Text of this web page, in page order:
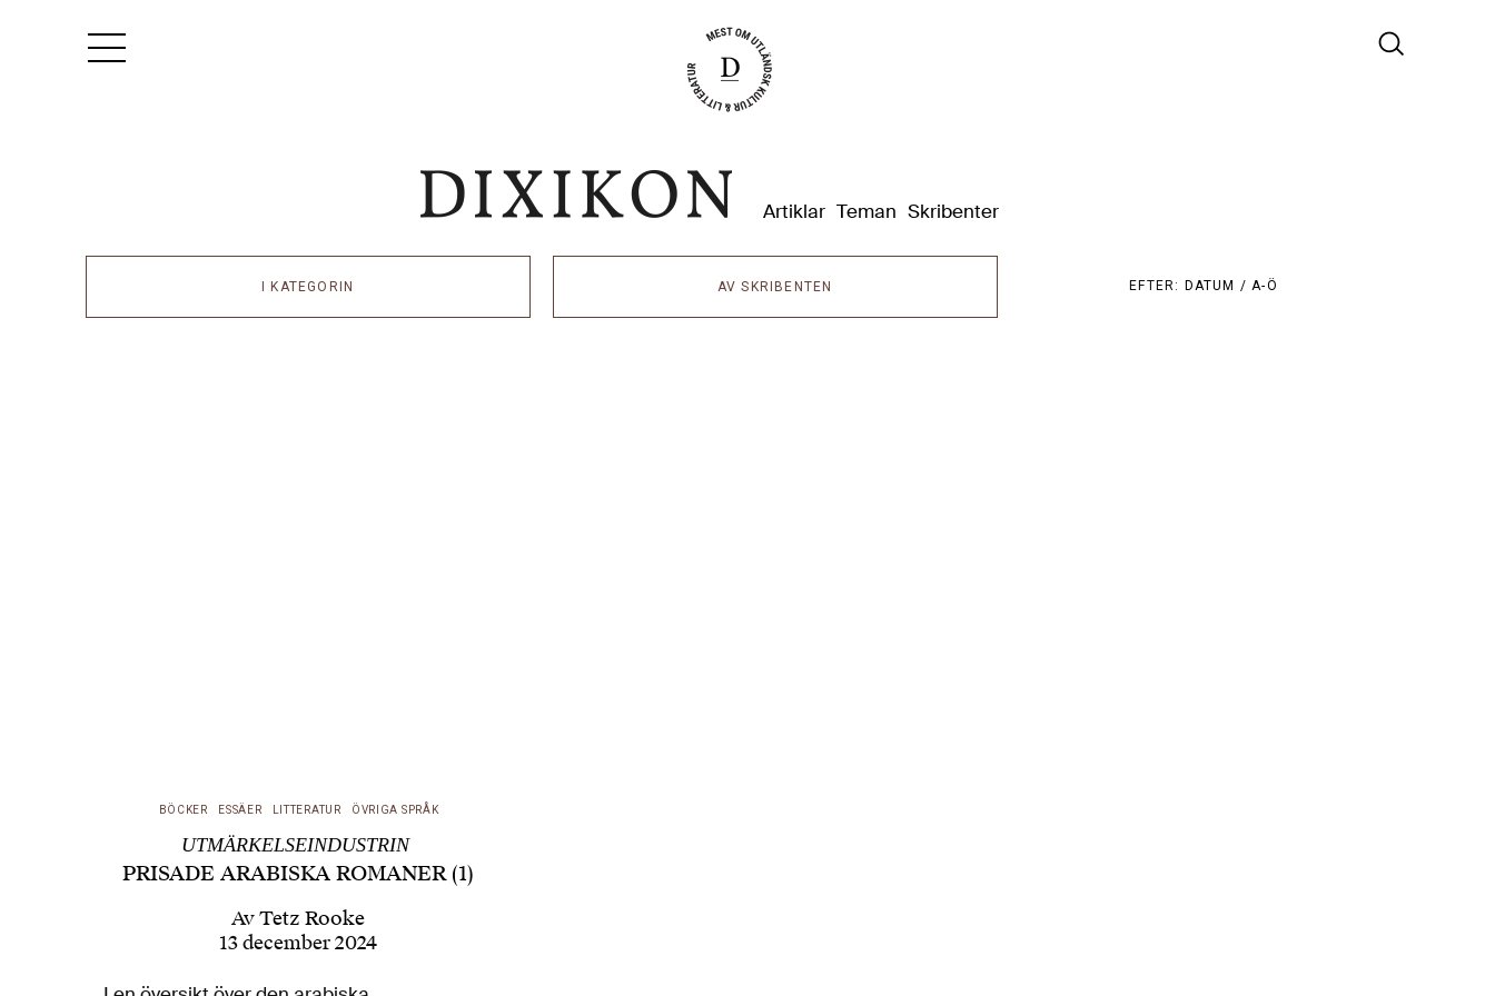
Artiklar Teman Skribenter
I KATEGORIN AV SKRIBENTEN EFTER: DATUM / A-Ö
BÖCKER ESSÄER LITTERATUR ÖVRIGA SPRÅK
UTMÄRKELSEINDUSTRIN
PRISADE ARABISKA ROMANER (1)
AvTetz Rooke
13 december 2024